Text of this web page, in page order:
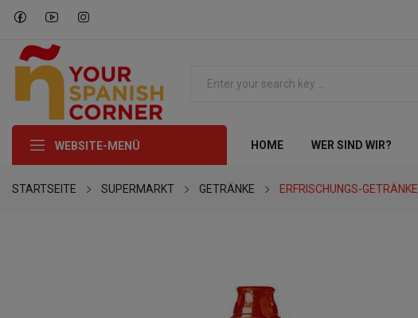
WEBSITE-MENÜ HOME WER SIND WIR?
STARTSEITE SUPERMARKT GETRÄNKE ERFRISCHUNGS-GETRÄNKE